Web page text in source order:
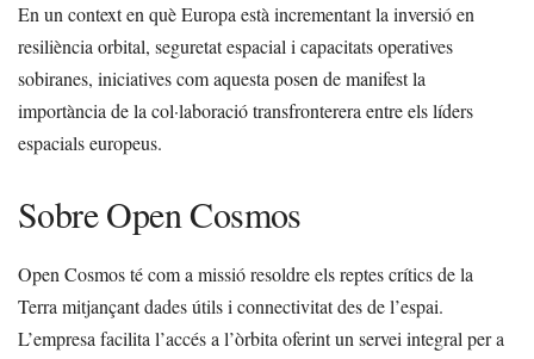
En un context en què Europa està incrementant la inversió en
resiliència orbital, seguretat espacial i capacitats operatives
sobiranes, iniciatives com aquesta posen de manifest la
importància de la col·laboració transfronterera entre els líders
espacials europeus.
Sobre Open Cosmos
Open Cosmos té com a missió resoldre els reptes crítics de la
Terra mitjançant dades útils i connectivitat des de l’espai.
L’empresa facilita l’accés a l’òrbita oferint un servei integral per a